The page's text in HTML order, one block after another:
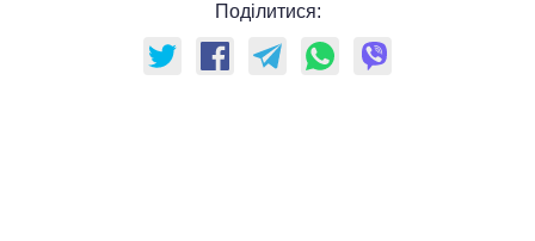
Поділитися: